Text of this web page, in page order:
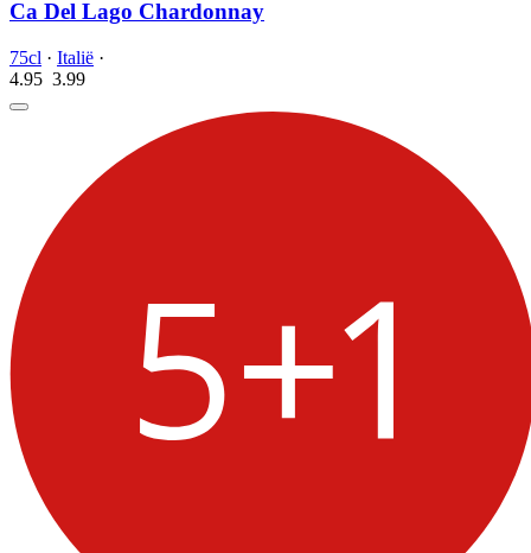
Ca Del Lago Chardonnay
75cl · Italië ·
4.95 3.99